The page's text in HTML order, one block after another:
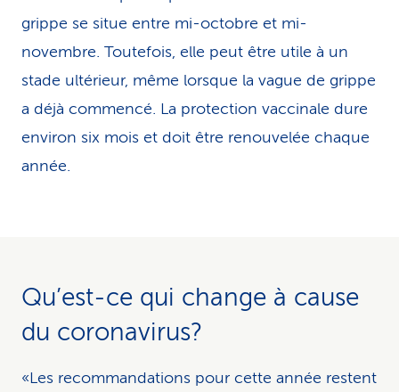
grippe se situe entre mi-octobre et mi-
novembre. Toutefois, elle peut être utile à un
stade ultérieur, même lorsque la vague de grippe
a déjà commencé. La protection vaccinale dure
environ six mois et doit être renouvelée chaque
année.
Qu’est-ce qui change à cause
du coronavirus?
«Les recommandations pour cette année restent